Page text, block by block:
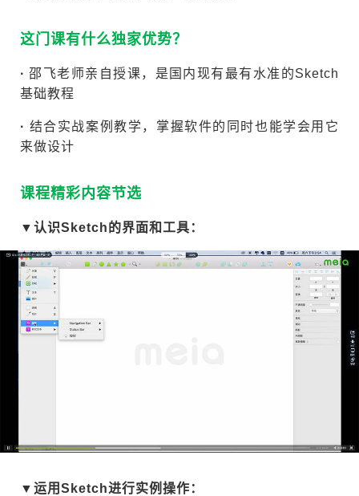
这门课有什么独家优势？
·邵飞老师亲自授课，是国内现有最有水准的Sketch
基础教程
· 结合实战案例教学，掌握软件的同时也能学会用它
来做设计
课程精彩内容节选
▼认识Sketch的界面和工具：
▼运用Sketch进行实例操作：